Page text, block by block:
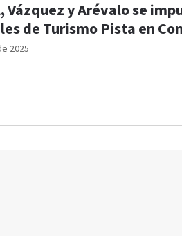
2025
Vázquez y Arévalo se
de Turismo Pista en